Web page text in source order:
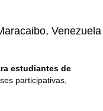
Venezuela
participativas,